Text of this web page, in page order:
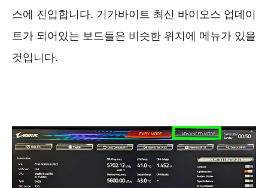
스에 진입합니다. 기가바이트 최신 바이오스 업데이
트가 되어있는 보드들은 비슷한 위치에 메뉴가 있을
것입니다.